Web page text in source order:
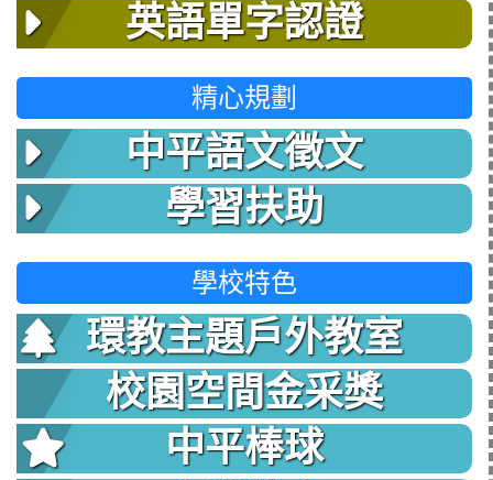
英語單字認證
精心規劃
中平語文徵文
學習扶助
學校特色
環教主題戶外教室
校園空間金采獎
中平棒球